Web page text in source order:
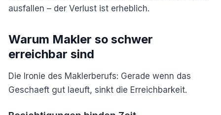
ausfallen – der Verlust ist erheblich.
Warum Makler so schwer
erreichbar sind
Die Ironie des Maklerberufs: Gerade wenn das
Geschaeft gut laeuft, sinkt die Erreichbarkeit.